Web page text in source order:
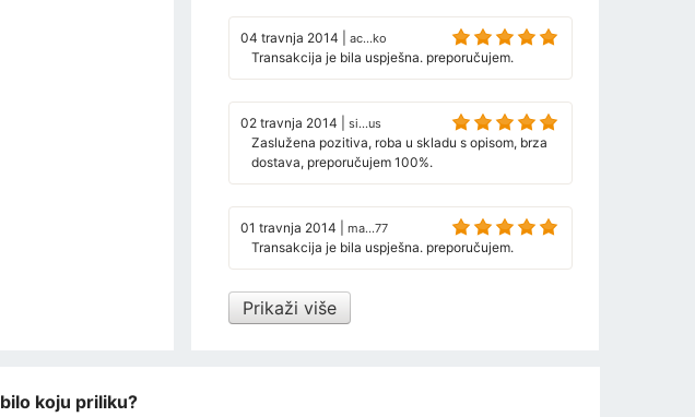
04 travnja 2014 ac...ko
Transakcija je bila uspješna. preporučujem.
02 travnja 2014 si...us
Zaslužena pozitiva, roba u skladu s opisom, brza
dostava, preporučujem 100%.
01 travnja 2014 ma...77
Transakcija je bila uspješna. preporučujem.
Prikaži više
koju priliku?